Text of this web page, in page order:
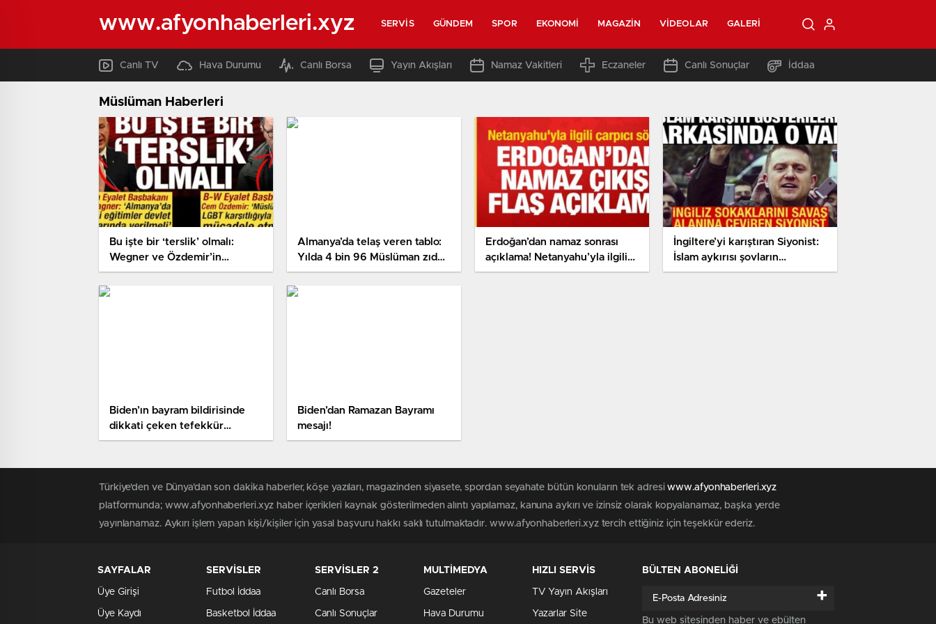
www.afyonhaberleri.xyz SERVIS GÜNDEM SPOR EKONOMI MAGAZIN VIDEOLAR GALERI
Canlı TV Hava Durumu Canlı Borsa Yayın Akışları Namaz Vakitleri Eczaneler Canlı Sonuçlar İddaa
Müslüman Haberleri
Bu işte bir ‘terslik’ olmalı:
Wegner ve Özdemir’in
İslamiyet’e bakışları ‘şaşırtıcı’
Almanya’da telaş veren tablo:
Yılda 4 bin 96 Müslüman zıddı
hadise
Erdoğan’dan namaz sonrası
açıklama! Netanyahu’yla ilgili
çarpıcı kelamlar
İngiltere’yi karıştıran Siyonist:
İslam aykırısı şovların
gerisinde o var
Biden’ın bayram bildirisinde
dikkati çeken tefekkür
vurgusu
Biden’dan Ramazan Bayramı
mesajı!
Türkiye'den ve Dünya’dan son dakika haberler, köşe yazıları, magazinden siyasete, spordan seyahate bütün konuların tek adresiwww.afyonhaberleri.xyz
platformunda; www.afyonhaberleri.xyz haber içerikleri kaynak gösterilmeden alıntı yapılamaz, kanuna aykırı ve izinsiz olarak kopyalanamaz, başka yerde
yayınlanamaz. Aykırı işlem yapan kişi/kişiler için yasal başvuru hakkı saklı tutulmaktadır. www.afyonhaberleri.xyz tercih ettiğiniz için teşekkür ederiz.
SAYFALAR
Üye Girişi
Üye Kaydı
SERVİSLER
Futbol İddaa
Basketbol İddaa
SERVİSLER 2
Canlı Borsa
Canlı Sonuçlar
MULTİMEDYA
Gazeteler
Hava Durumu
HIZLI SERVİS
TV Yayın Akışları
Yazarlar Site
BÜLTEN ABONELİĞİ
+
Bu web sitesinden haber ve ebülten